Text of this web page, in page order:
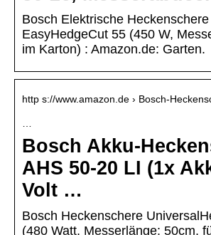
Bosch Elektrische Heckenschere
EasyHedgeCut 55 (450 W,
im Karton) : Amazon.de: Garten.
http s://www.amazon.de › Bosch-
…
Bosch Akku-
AHS 50-20 LI (1x
Volt …
Bosch Heckenschere
(480 Watt, Messerlänge: 50cm,